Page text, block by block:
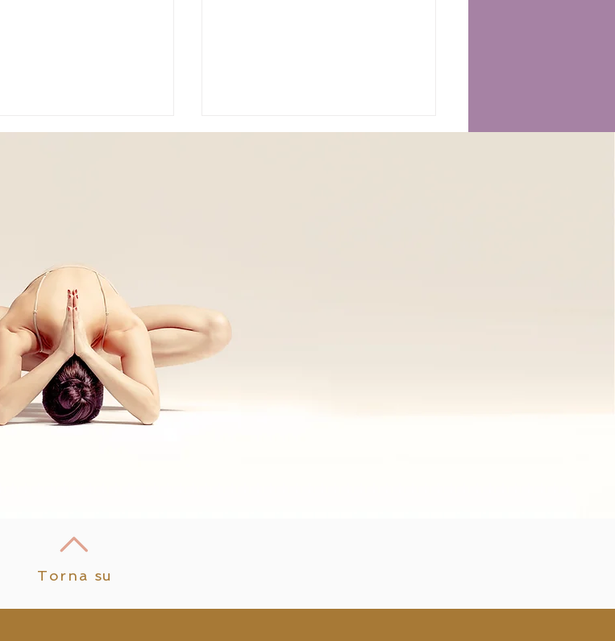
𝐒𝐎𝐍𝐎𝐑𝐀
𝐑𝐄𝐆𝐈𝐍𝐀 𝐃𝐄𝐋 𝐁𝐎𝐒𝐂𝐎
Torna su